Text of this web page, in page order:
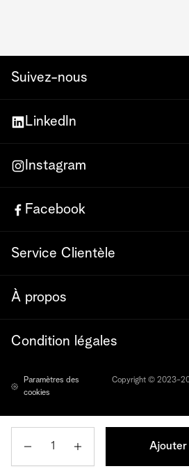
Ajouter
Suivez-nous
LinkedIn
Instagram
Facebook
Service Clientèle
À propos
Condition légales
Paramètres des
cookies
Copyright © 2023-